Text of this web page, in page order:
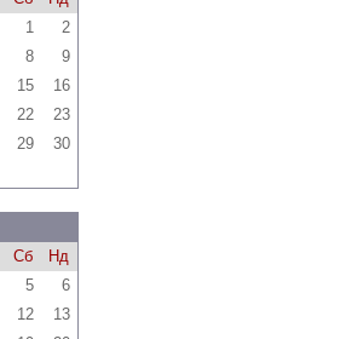
1
2
8
9
15
16
22
23
29
30
Сб
Нд
5
6
12
13